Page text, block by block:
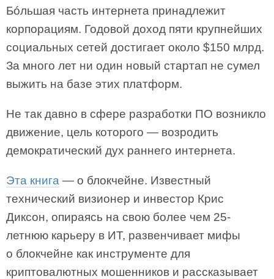
Бóльшая часть интернета принадлежит
корпорациям. Годовой доход пяти крупнейших
социальных сетей достигает около $150 млрд.
За много лет ни один новый стартап не сумел
выжить на базе этих платформ.
Не так давно в сфере разработки ПО возникло
движение, цель которого — возродить
демократический дух раннего интернета.
Эта книга — о блокчейне. Известный
технический визионер и инвестор Крис
Диксон, опираясь на свою более чем 25-
летнюю карьеру в ИТ, развенчивает мифы
о блокчейне как инструменте для
криптовалютных мошенников и рассказывает